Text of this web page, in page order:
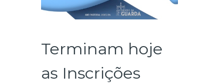
Terminam hoje
as Inscrições